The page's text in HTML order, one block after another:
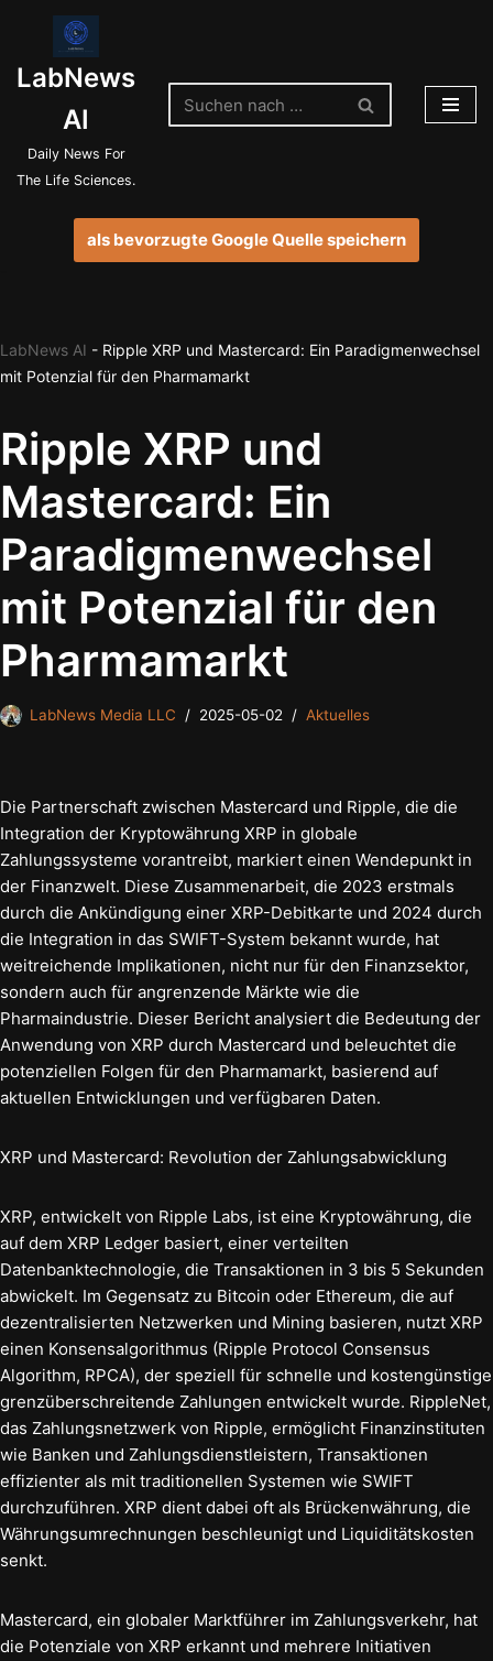
Inhalt
springen
LabNews
AI
Daily News For
The Life Sciences.
als bevorzugte Google Quelle speichern
LabNews AI - Ripple XRP und Mastercard: Ein Paradigmenwechsel
mit Potenzial für den Pharmamarkt
Ripple XRP und
Mastercard: Ein
Paradigmenwechsel
mit Potenzial für den
Pharmamarkt
LabNews Media LLC 2025-05-02 Aktuelles
Die Partnerschaft zwischen Mastercard und Ripple, die die
Integration der Kryptowährung XRP in globale
Zahlungssysteme vorantreibt, markiert einen Wendepunkt in
der Finanzwelt. Diese Zusammenarbeit, die 2023 erstmals
durch die Ankündigung einer XRP-Debitkarte und 2024 durch
die Integration in das SWIFT-System bekannt wurde, hat
weitreichende Implikationen, nicht nur für den Finanzsektor,
sondern auch für angrenzende Märkte wie die
Pharmaindustrie. Dieser Bericht analysiert die Bedeutung der
Anwendung von XRP durch Mastercard und beleuchtet die
potenziellen Folgen für den Pharmamarkt, basierend auf
aktuellen Entwicklungen und verfügbaren Daten.
XRP und Mastercard: Revolution der Zahlungsabwicklung
XRP, entwickelt von Ripple Labs, ist eine Kryptowährung, die
auf dem XRP Ledger basiert, einer verteilten
Datenbanktechnologie, die Transaktionen in 3 bis 5 Sekunden
abwickelt. Im Gegensatz zu Bitcoin oder Ethereum, die auf
dezentralisierten Netzwerken und Mining basieren, nutzt XRP
einen Konsensalgorithmus (Ripple Protocol Consensus
Algorithm, RPCA), der speziell für schnelle und kostengünstige
grenzüberschreitende Zahlungen entwickelt wurde. RippleNet,
das Zahlungsnetzwerk von Ripple, ermöglicht Finanzinstituten
wie Banken und Zahlungsdienstleistern, Transaktionen
effizienter als mit traditionellen Systemen wie SWIFT
durchzuführen. XRP dient dabei oft als Brückenwährung, die
Währungsumrechnungen beschleunigt und Liquiditätskosten
senkt.
Mastercard, ein globaler Marktführer im Zahlungsverkehr, hat
die Potenziale von XRP erkannt und mehrere Initiativen